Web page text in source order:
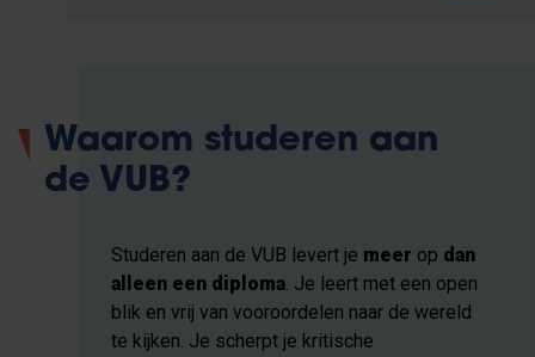
Waarom studeren aan
de VUB?
Studeren aan de VUB levert je meer op dan
alleen een diploma. Je leert met een open
blik en vrij van vooroordelen naar de wereld
te kijken. Je scherpt je kritische